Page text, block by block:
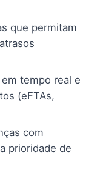
que permitam
tempo real e
(eFTAs,
com
prioridade de